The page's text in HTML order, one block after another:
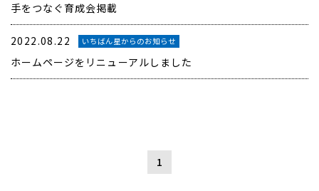
手をつなぐ育成会掲載
2022.08.22 いちばん星からのお知らせ
ホームページをリニューアルしました
1